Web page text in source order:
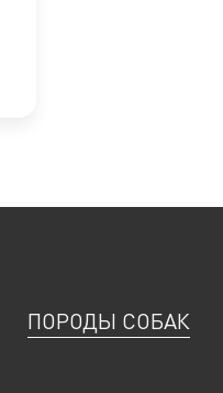
%, Обменная
ПОРОДЫ СОБАК